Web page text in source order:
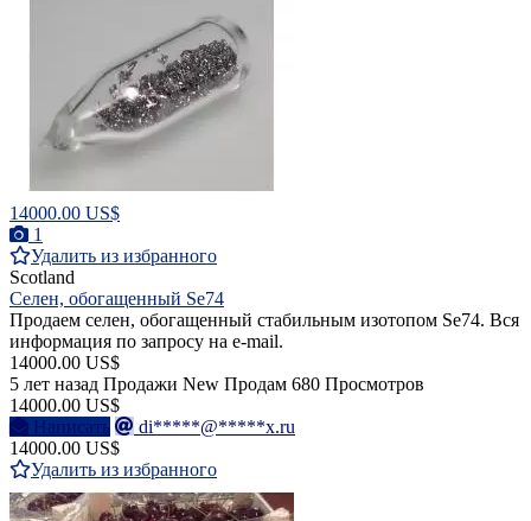
14000.00 US$
1
Удалить из избранного
Scotland
Селен, обогащенный Se74
Продаем селен, обогащенный стабильным изотопом Se74. Вся
информация по запросу на e-mail.
14000.00 US$
5 лет назад Продажи New Продам 680 Просмотров
14000.00 US$
Написать
di*****@*****x.ru
14000.00 US$
Удалить из избранного